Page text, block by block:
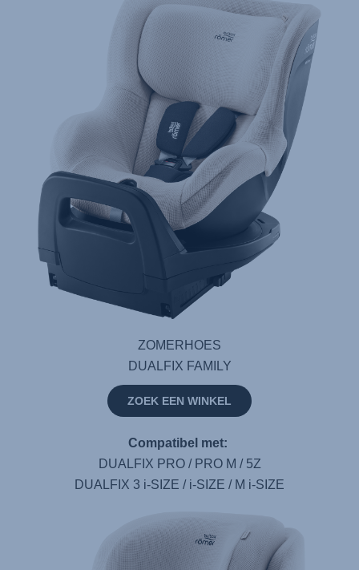
ZOMERHOES
DUALFIX FAMILY
ZOEK EEN WINKEL
Compatibel met:
DUALFIX PRO / PRO M / 5Z
DUALFIX 3 i-SIZE / i-SIZE / M i-SIZE